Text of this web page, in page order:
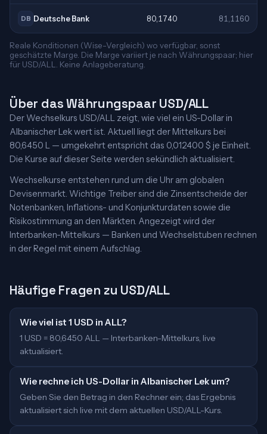
DB Deutsche Bank 80,1740 81,1160
Reale Konditionen (Wise-Vergleich) wo verfügbar, sonst
geschätzte Marge. Die Marge variiert je nach Währungspaar; hier
für USD/ALL. Keine Anlageberatung.
Über das Währungspaar USD/ALL
Der Wechselkurs USD/ALL zeigt, wie viel ein US-Dollar in
Albanischer Lek wert ist. Aktuell liegt der Mittelkurs bei
80,6450 L — umgekehrt entspricht das 0,012400 $ je Einheit.
Die Kurse auf dieser Seite werden sekündlich aktualisiert.
Wechselkurse entstehen rund um die Uhr am globalen
Devisenmarkt. Wichtige Treiber sind die Zinsentscheide der
Notenbanken, Inflations- und Konjunkturdaten sowie die
Risikostimmung an den Märkten. Angezeigt wird der
Interbanken-Mittelkurs — Banken und Wechselstuben rechnen
in der Regel mit einem Aufschlag.
Häufige Fragen zu USD/ALL
Wie viel ist 1 USD in ALL?
1 USD = 80,6450 ALL — Interbanken-Mittelkurs, live
aktualisiert.
Wie rechne ich US-Dollar in Albanischer Lek um?
Geben Sie den Betrag in den Rechner ein; das Ergebnis
aktualisiert sich live mit dem aktuellen USD/ALL-Kurs.